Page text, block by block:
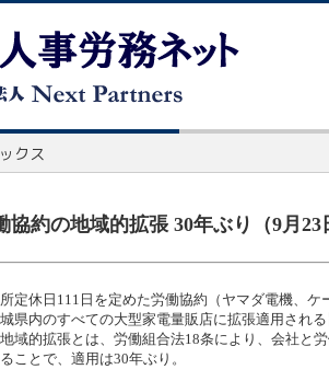
協約の地域的拡張 30年ぶり（9月23
定休日111日を定めた労働協約（ヤマダ電機、ケ
県内のすべての大型家電量販店に拡張適用され
域的拡張とは、労働組合法18条により、会社と
ことで、適用は30年ぶり。